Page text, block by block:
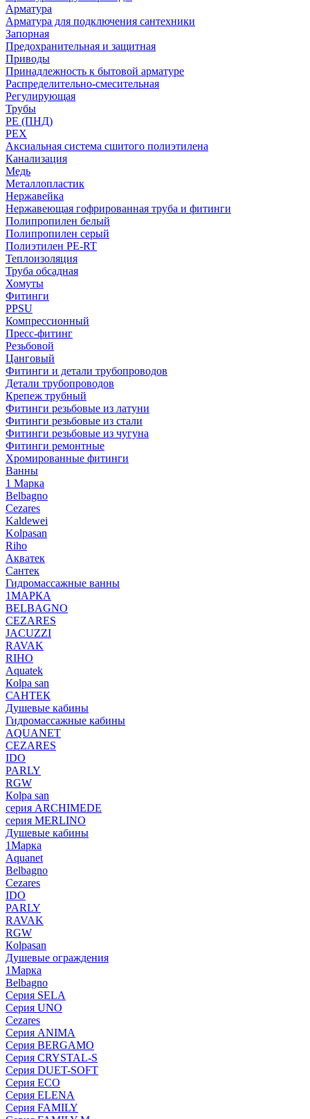
Арматура
Арматура для подключения сантехники
Запорная
Предохранительная и защитная
Приводы
Принадлежность к бытовой арматуре
Распределительно-смесительная
Регулирующая
Трубы
PE (ПНД)
PEX
Аксиальная система сшитого полиэтилена
Канализация
Медь
Металлопластик
Нержавейка
Нержавеющая гофрированная труба и фитинги
Полипропилен белый
Полипропилен серый
Полиэтилен PE-RT
Теплоизоляция
Труба обсадная
Хомуты
Фитинги
PPSU
Компрессионный
Пресс-фитинг
Резьбовой
Цанговый
Фитинги и детали трубопроводов
Детали трубопроводов
Крепеж трубный
Фитинги резьбовые из латуни
Фитинги резьбовые из стали
Фитинги резьбовые из чугуна
Фитинги ремонтные
Хромированные фитинги
Ванны
1 Марка
Belbagno
Cezares
Kaldewei
Kolpasan
Riho
Акватек
Сантек
Гидромассажные ванны
1МАРКА
BELBAGNO
CEZARES
JACUZZI
RAVAK
RIHO
Аquatek
Кolpa san
САНТЕК
Душевые кабины
Гидромассажные кабины
AQUANET
CEZARES
IDO
PARLY
RGW
Кolpa san
серия ARCHIMEDE
серия MERLINO
Душевые кабины
1Марка
Aquanet
Belbagno
Cezares
IDO
PARLY
RAVAK
RGW
Кolpasan
Душевые ограждения
1Марка
Belbagno
Серия SELA
Серия UNO
Cezares
Серия ANIMA
Серия BERGAMO
Серия CRYSTAL-S
Серия DUET-SOFT
Серия ECO
Серия ELENA
Серия FAMILY